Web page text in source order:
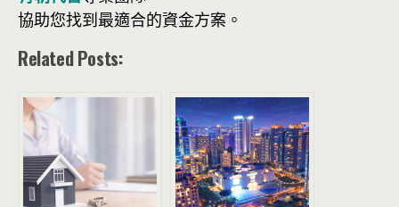
協助您找到最適合的資金方案。
Related Posts: